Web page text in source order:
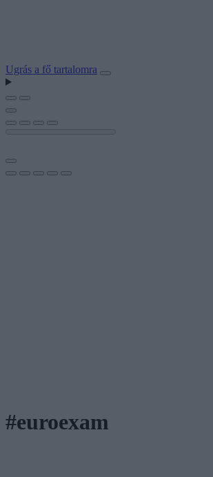
Ugrás a fő tartalomra
#euroexam